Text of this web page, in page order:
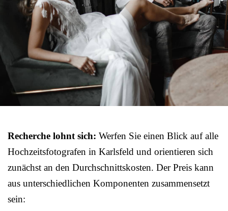
Recherche lohnt sich: Werfen Sie einen Blick auf alle
Hochzeitsfotografen in Karlsfeld und orientieren sich
zunächst an den Durchschnittskosten. Der Preis kann
aus unterschiedlichen Komponenten zusammensetzt
sein: